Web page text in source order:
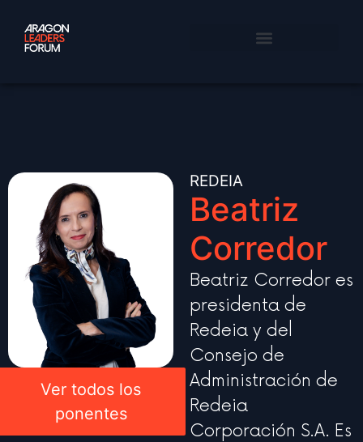
Ver todos los
ponentes
REDEIA
Beatriz
Corredor
Beatriz Corredor es
presidenta de
Redeia y del
Consejo de
Administración de
Redeia
Corporación S.A. Es